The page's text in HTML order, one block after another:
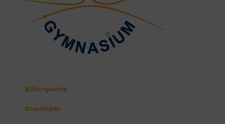
Bildergalerie
Downloads